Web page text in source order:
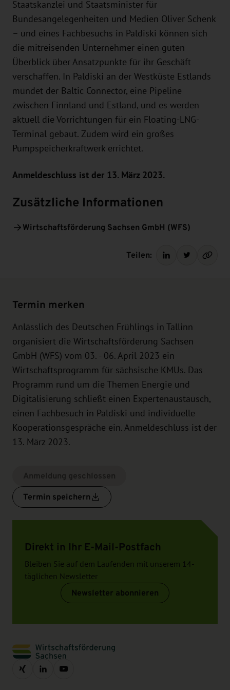
Staatskanzlei und Staatsminister für
Bundesangelegenheiten und Medien Oliver Schenk
– und eines Fachbesuchs in Paldiski können sich
die mitreisenden Unternehmer einen guten
Überblick über Ansatzpunkte für ihr Geschäft
verschaffen. In Paldiski an der Westküste Estlands
mündet der Baltic Connector, eine Pipeline
zwischen Finnland und Estland, und es werden
aktuell die Vorrichtungen für ein Floating-LNG-
Terminal gebaut. Zudem wird ein großes
Pumpspeicherkraftwerk errichtet.
Anmeldeschluss ist der 13. März 2023.
Zusätzliche Informationen
Wirtschaftsförderung Sachsen GmbH (WFS)
Teilen:
Termin merken
Anlässlich des Deutschen Frühlings in Tallinn
organisiert die Wirtschaftsförderung Sachsen
GmbH (WFS) vom 03. - 06. April 2023 ein
Wirtschaftsprogramm für sächsische KMUs. Das
Programm rund um die Themen Energie und
Digitalisierung schließt einen Expertenaustausch,
einen Fachbesuch in Paldiski und individuelle
Kooperationsgespräche ein. Anmeldeschluss ist der
13. März 2023.
Termin speichern
Direkt in Ihr E-Mail-Postfach
Bleiben Sie auf dem Laufenden mit unserem 14-
täglichen Newsletter
Newsletter abonnieren